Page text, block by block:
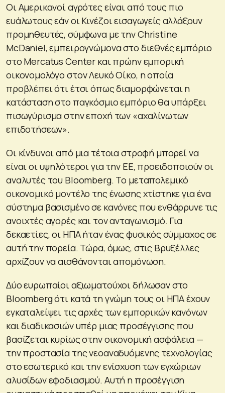
Οι Αμερικανοί αγρότες είναι από τους πιο
ευάλωτους εάν οι Κινέζοι εισαγωγείς αλλάξουν
προμηθευτές, σύμφωνα με την Christine
McDaniel, εμπειρογνώμονα στο διεθνές εμπόριο
στο Mercatus Center και πρώην εμπορική
οικονομολόγο στον Λευκό Οίκο, η οποία
προβλέπει ότι έτσι όπως διαμορφώνεται η
κατάσταση στο παγκόσμιο εμπόριο θα υπάρξει
πισωγύρισμα στην εποχή των «αχαλίνωτων
επιδοτήσεων».
Οι κίνδυνοι από μια τέτοια στροφή μπορεί να
είναι οι υψηλότεροι για την ΕΕ, προειδοποιούν οι
αναλυτές του Bloomberg. Το μεταπολεμικό
οικονομικό μοντέλο της ένωσης χτίστηκε για ένα
σύστημα βασισμένο σε κανόνες που ενθάρρυνε τις
ανοιχτές αγορές και τον ανταγωνισμό. Για
δεκαετίες, οι ΗΠΑ ήταν ένας φυσικός σύμμαχος σε
αυτή την πορεία. Τώρα, όμως, στις Βρυξέλλες
αρχίζουν να αισθάνονται απομόνωση.
Δύο ευρωπαίοι αξιωματούχοι δήλωσαν στο
Bloomberg ότι κατά τη γνώμη τους οι ΗΠΑ έχουν
εγκαταλείψει τις αρχές των εμπορικών κανόνων
και διαδικασιών υπέρ μιας προσέγγισης που
βασίζεται κυρίως στην οικονομική ασφάλεια —
την προστασία της νεοαναδυόμενης τεχνολογίας
στο εσωτερικό και την ενίσχυση των εγχώριων
αλυσίδων εφοδιασμού. Αυτή η προσέγγιση